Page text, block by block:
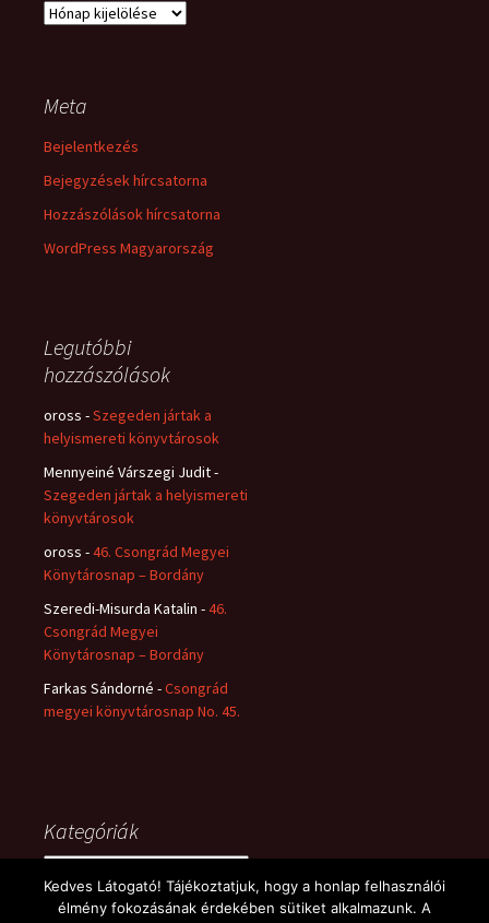
Archívum
Meta
Bejelentkezés
Bejegyzések hírcsatorna
Hozzászólások hírcsatorna
WordPress Magyarország
Legutóbbi
hozzászólások
oross -Szegeden jártak a
helyismereti könyvtárosok
Mennyeiné Várszegi Judit-
Szegeden jártak a helyismereti
könyvtárosok
oross -46. Csongrád Megyei
Könytárosnap – Bordány
Szeredi-Misurda Katalin -46.
Csongrád Megyei
Könytárosnap – Bordány
Farkas Sándorné -Csongrád
megyei könyvtárosnap No. 45.
Kategóriák
Kategóriák
Kedves Látogató! Tájékoztatjuk, hogy a honlap felhasználói
élmény fokozásának érdekében sütiket alkalmazunk. A